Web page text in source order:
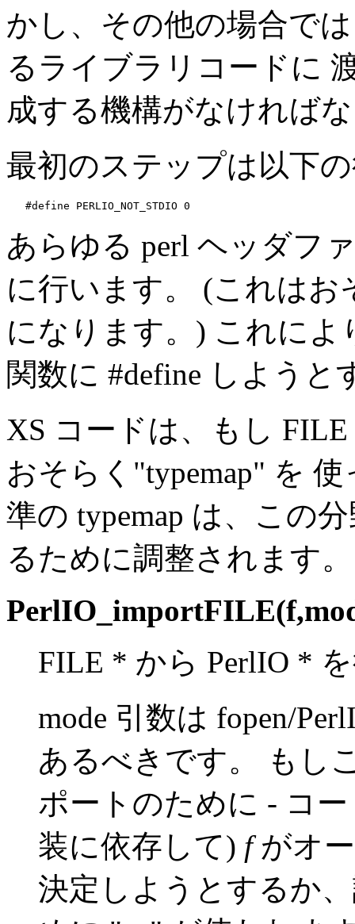
かし、その他の場合で
るライブラリコードに
成する機構がなければ
最初のステップは以下
   #define PERLIO_NOT_STDIO 0
あらゆる perl ヘッダフ
に行います。 (これは
になります。) これによ
関数に #define しよう
XS コードは、もし
おそらく"typemap" を
準の typemap は、この
るために調整されます。
FILE * から PerlIO *
mode 引数は fopen/
あるべきです。 もし
ポートのために - コ
装に依存して) fがオ
決定しようとするか